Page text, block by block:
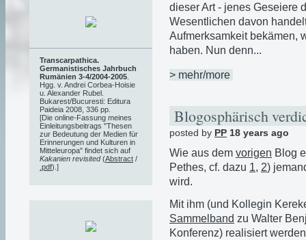
dieser Art - jenes Geseiere
Wesentlichen davon
Aufmerksamkeit bekämen,
haben. Nun denn...
> mehr/more
Blogosphärisch
posted by PP 18 years ago
Wie aus dem vorigen Blog
Pethes, cf. dazu 1, 2)
wird.
Mit ihm (und Kollegin
Sammelband zu Walter
Konferenz) realisiert
Transcarpathica.
Germanistisches Jahrbuch
Rumänien 3-4/2004-2005
Hgg. v. Andrei Corbea-Hoisie
u. Alexander Rubel.
Bukarest/Bucuresti: Editura
Paideia 2008, 336 pp.
[Die online-Fassung meines
Einleitungsbeitrags "Thesen
zur Bedeutung der Medien für
Erinnerungen und Kulturen in
Mitteleuropa" findet sich auf
Kakanien revisited(Abstract /
.pdf).]